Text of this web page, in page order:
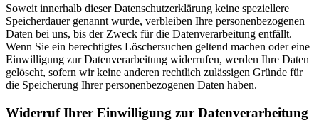
Soweit innerhalb dieser Datenschutzerklärung keine speziellere
Speicherdauer genannt wurde, verbleiben Ihre personenbezogenen
Daten bei uns, bis der Zweck für die Datenverarbeitung entfällt.
Wenn Sie ein berechtigtes Löschersuchen geltend machen oder eine
Einwilligung zur Datenverarbeitung widerrufen, werden Ihre Daten
gelöscht, sofern wir keine anderen rechtlich zulässigen Gründe für
die Speicherung Ihrer personenbezogenen Daten haben.
Widerruf Ihrer Einwilligung zur Datenverarbeitung